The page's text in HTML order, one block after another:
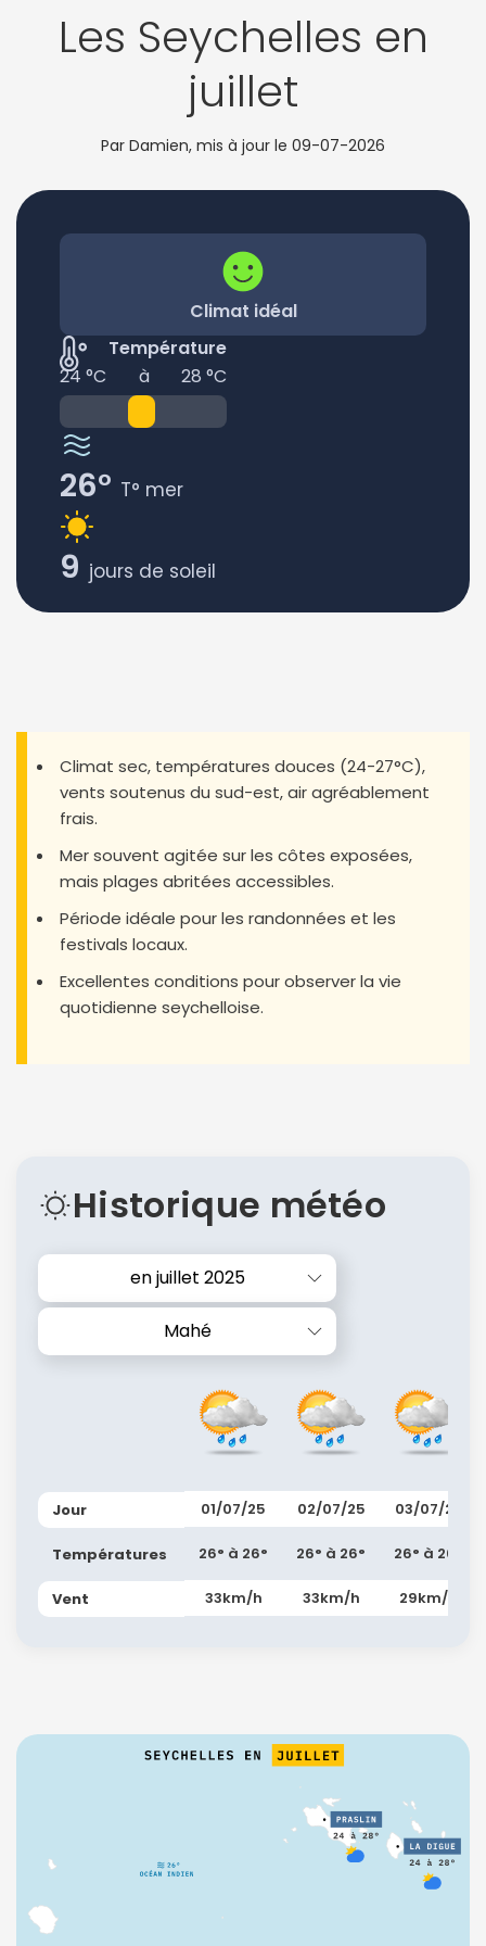
Les Seychelles en
juillet
Par Damien, mis à jour le 09-07-2026
Climat idéal
Température
24 °C
à 28 °C
26° T° mer
9 jours de soleil
Climat sec, températures douces (24-27°C),
vents soutenus du sud-est, air agréablement
frais.
Mer souvent agitée sur les côtes exposées,
mais plages abritées accessibles.
Période idéale pour les randonnées et les
festivals locaux.
Excellentes conditions pour observer la vie
quotidienne seychelloise.
Historique météo
en juillet 2025
Mahé
Jour
Températures
Vent
01/07/25
26° à 26°
33km/h
02/07/25
26° à 26°
33km/h
03/07/25
26° à 26°
29km/h